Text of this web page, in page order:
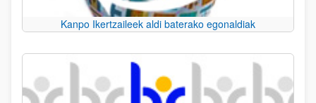
Kanpo Ikertzaileek aldi baterako egonaldiak